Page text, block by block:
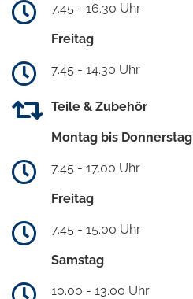
7.45 - 16.30 Uhr
Freitag
7.45 - 14.30 Uhr
Teile & Zubehör
Montag bis Donnerstag
7.45 - 17.00 Uhr
Freitag
7.45 - 15.00 Uhr
Samstag
10.00 - 13.00 Uhr